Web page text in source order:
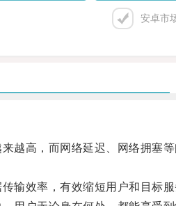
安卓市
高，而网络延迟、网络拥塞等
效率，有效缩短用户和目标服